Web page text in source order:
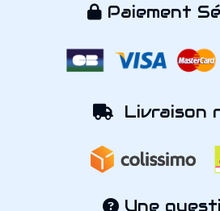
 Paiement
 Livraison
Une